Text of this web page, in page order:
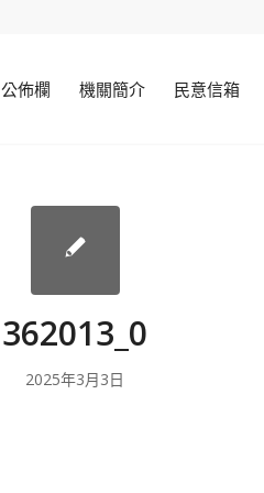
公佈欄 機關簡介 民意信箱
362013_0
2025年3月3日